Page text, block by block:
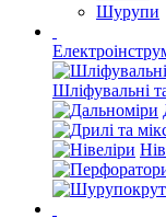
Шурупи
Шліфувальні